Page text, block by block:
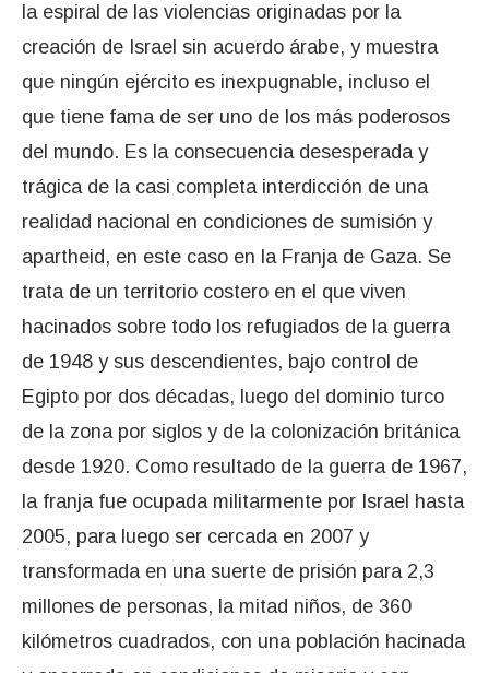
la espiral de las violencias originadas por la
creación de Israel sin acuerdo árabe, y muestra
que ningún ejército es inexpugnable, incluso el
que tiene fama de ser uno de los más poderosos
del mundo. Es la consecuencia desesperada y
trágica de la casi completa interdicción de una
realidad nacional en condiciones de sumisión y
apartheid, en este caso en la Franja de Gaza. Se
trata de un territorio costero en el que viven
hacinados sobre todo los refugiados de la guerra
de 1948 y sus descendientes, bajo control de
Egipto por dos décadas, luego del dominio turco
de la zona por siglos y de la colonización británica
desde 1920. Como resultado de la guerra de 1967,
la franja fue ocupada militarmente por Israel hasta
2005, para luego ser cercada en 2007 y
transformada en una suerte de prisión para 2,3
millones de personas, la mitad niños, de 360
kilómetros cuadrados, con una población hacinada